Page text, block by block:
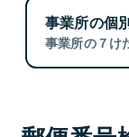
事業所の個
事業所の７け